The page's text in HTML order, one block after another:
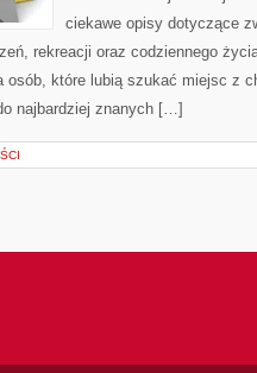
ciekawe opisy dotyczące
rekreacji oraz codziennego
osób, które lubią szukać miejsc z
najbardziej znanych […]